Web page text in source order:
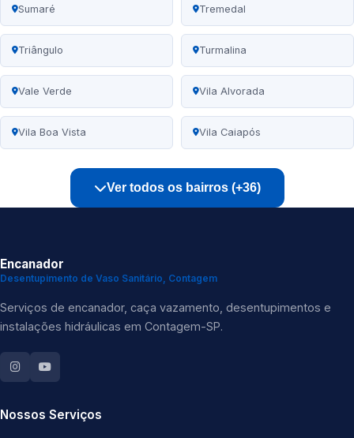
Sumaré Tremedal
Triângulo Turmalina
Vale Verde Vila Alvorada
Vila Boa Vista Vila Caiapós
Ver todos os bairros (+36)
Encanador
Desentupimento de Vaso Sanitário, Contagem
Serviços de encanador, caça vazamento, desentupimentos e
instalações hidráulicas em Contagem-SP.
Nossos Serviços